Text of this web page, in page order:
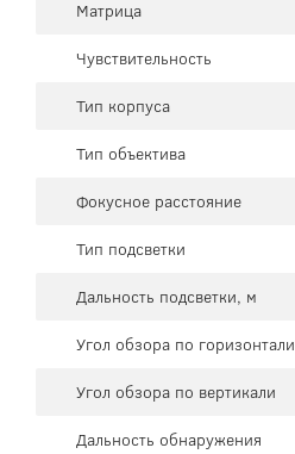
Матрица
Чувствительность
Тип корпуса
Тип объектива
Фокусное расстояние
Тип подсветки
Дальность подсветки, м
Угол обзора по горизонтали
Угол обзора по вертикали
Дальность обнаружения